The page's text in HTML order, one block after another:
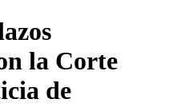
la Corte
de